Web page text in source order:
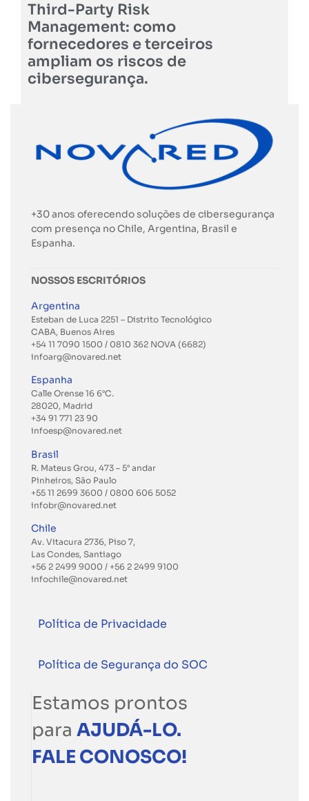
Third-Party Risk
Management: como
fornecedores e terceiros
ampliam os riscos de
cibersegurança.
+30 anos oferecendo soluções de cibersegurança
com presença no Chile, Argentina, Brasil e
Espanha.
NOSSOS ESCRITÓRIOS
Argentina
Esteban de Luca 2251 – Distrito Tecnológico
CABA, Buenos Aires
+54 11 7090 1500 / 0810 362 NOVA (6682)
infoarg@novared.net
Espanha
Calle Orense 16 6°C.
28020, Madrid
+34 91 771 23 90
infoesp@novared.net
Brasil
R. Mateus Grou, 473 – 5° andar
Pinheiros, São Paulo
+55 11 2699 3600 / 0800 606 5052
infobr@novared.net
Chile
Av. Vitacura 2736, Piso 7,
Las Condes, Santiago
+56 2 2499 9000 / +56 2 2499 9100
infochile@novared.net
Política de Privacidade
Política de Segurança do SOC
Estamos prontos
para AJUDÁ-LO.
FALE CONOSCO!